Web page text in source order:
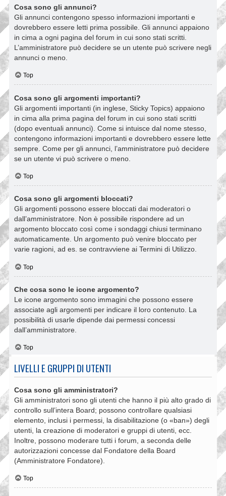
Cosa sono gli annunci?
Gli annunci contengono spesso informazioni importanti e
dovrebbero essere letti prima possibile. Gli annunci appaiono
in cima a ogni pagina del forum in cui sono stati scritti.
L’amministratore può decidere se un utente può scrivere negli
annunci o meno.
Top
Cosa sono gli argomenti importanti?
Gli argomenti importanti (in inglese, Sticky Topics) appaiono
in cima alla prima pagina del forum in cui sono stati scritti
(dopo eventuali annunci). Come si intuisce dal nome stesso,
contengono informazioni importanti e dovrebbero essere lette
sempre. Come per gli annunci, l’amministratore può decidere
se un utente vi può scrivere o meno.
Top
Cosa sono gli argomenti bloccati?
Gli argomenti possono essere bloccati dai moderatori o
dall’amministratore. Non è possibile rispondere ad un
argomento bloccato così come i sondaggi chiusi terminano
automaticamente. Un argomento può venire bloccato per
varie ragioni, ad es. se contravviene ai Termini di Utilizzo.
Top
Che cosa sono le icone argomento?
Le icone argomento sono immagini che possono essere
associate agli argomenti per indicare il loro contenuto. La
possibilità di usarle dipende dai permessi concessi
dall’amministratore.
Top
LIVELLI E GRUPPI DI UTENTI
Cosa sono gli amministratori?
Gli amministratori sono gli utenti che hanno il più alto grado di
controllo sull’intera Board; possono controllare qualsiasi
elemento, inclusi i permessi, la disabilitazione (o «ban») degli
utenti, la creazione di moderatori e gruppi di utenti, ecc.
Inoltre, possono moderare tutti i forum, a seconda delle
autorizzazioni concesse dal Fondatore della Board
(Amministratore Fondatore).
Top